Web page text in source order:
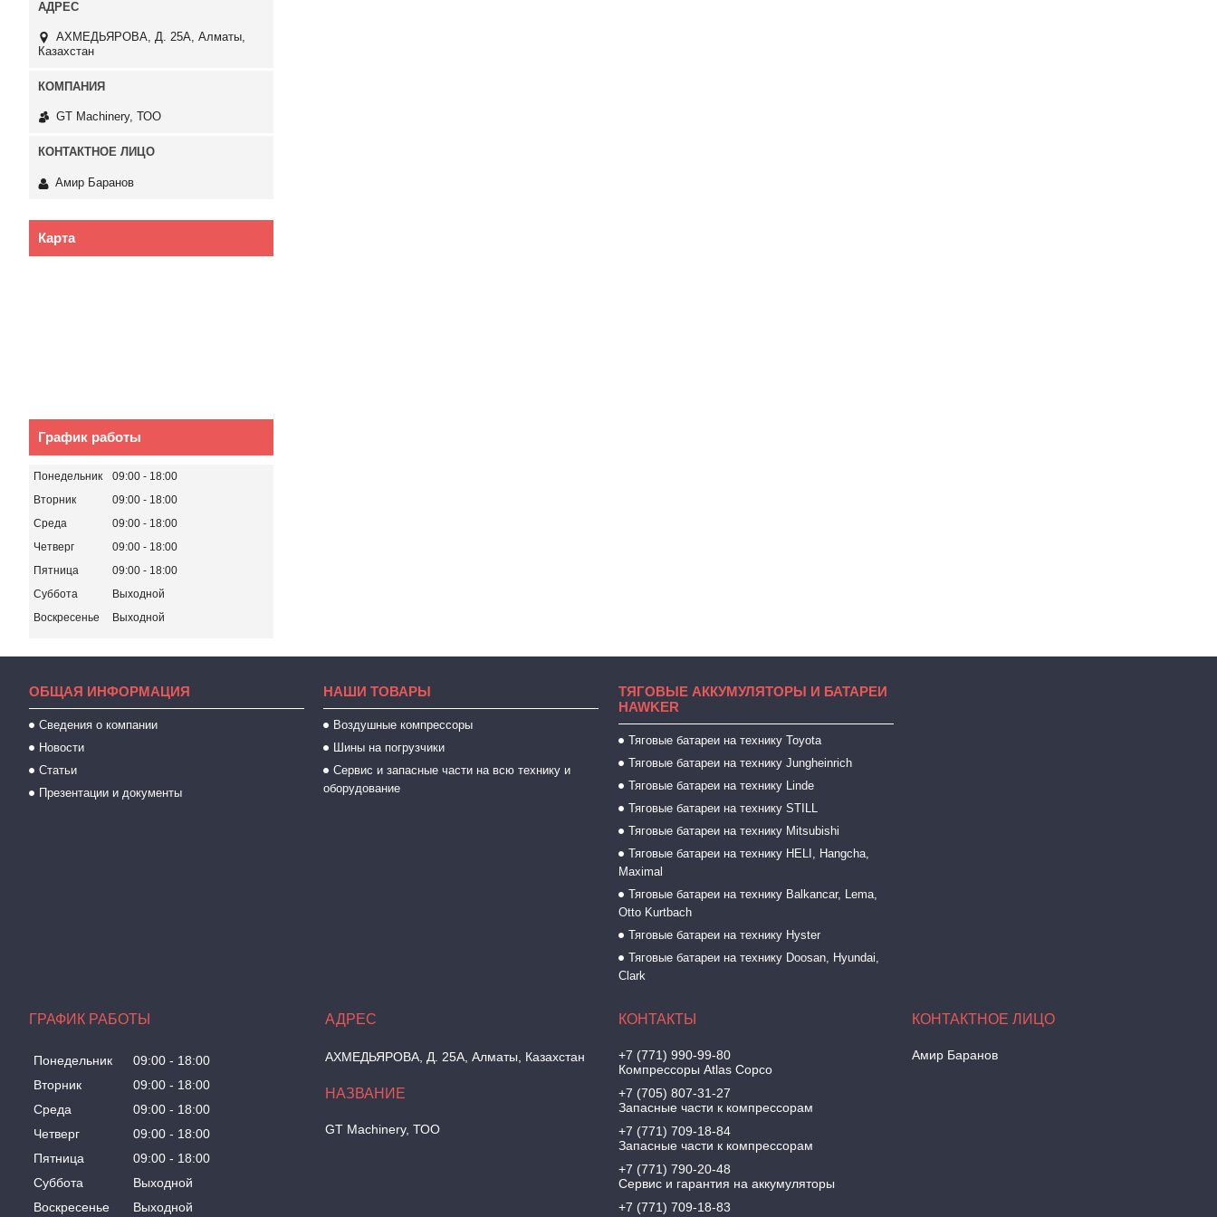
АХМЕДЬЯРОВА, Д. 25А, Алматы,
Казахстан
GT Machinery, ТОО
Амир Баранов
Карта
График работы
Понедельник 09:00
18:00
Вторник
09:00
18:00
Среда
09:00
18:00
Четверг
09:00
18:00
Пятница
09:00
18:00
Суббота
Выходной
Воскресенье
Выходной
ОБЩАЯ ИНФОРМАЦИЯ
Сведения о компании
Новости
Статьи
Презентации и документы
НАШИ ТОВАРЫ
Воздушные компрессоры
Шины на погрузчики
Сервис и запасные части на всю технику и
оборудование
ТЯГОВЫЕ АККУМУЛЯТОРЫ И БАТАРЕИ
HAWKER
Тяговые батареи на технику Toyota
Тяговые батареи на технику Jungheinrich
Тяговые батареи на технику Linde
Тяговые батареи на технику STILL
Тяговые батареи на технику Mitsubishi
Тяговые батареи на технику HELI, Hangcha,
Maximal
Тяговые батареи на технику Balkancar, Lema,
Otto Kurtbach
Тяговые батареи на технику Hyster
Тяговые батареи на технику Doosan, Hyundai,
Clark
ГРАФИК РАБОТЫ
Понедельник 09:00
18:00
Вторник
09:00
18:00
Среда
09:00
18:00
Четверг
09:00
18:00
Пятница
09:00
18:00
Суббота
Выходной
Воскресенье
Выходной
АХМЕДЬЯРОВА, Д. 25А, Алматы, Казахстан
GT Machinery, ТОО
+7 (771) 990-99-80
Компрессоры Atlas Copco
+7 (705) 807-31-27
Запасные части к компрессорам
+7 (771) 709-18-84
Запасные части к компрессорам
+7 (771) 790-20-48
Сервис и гарантия на аккумуляторы
+7 (771) 709-18-83
Амир Баранов